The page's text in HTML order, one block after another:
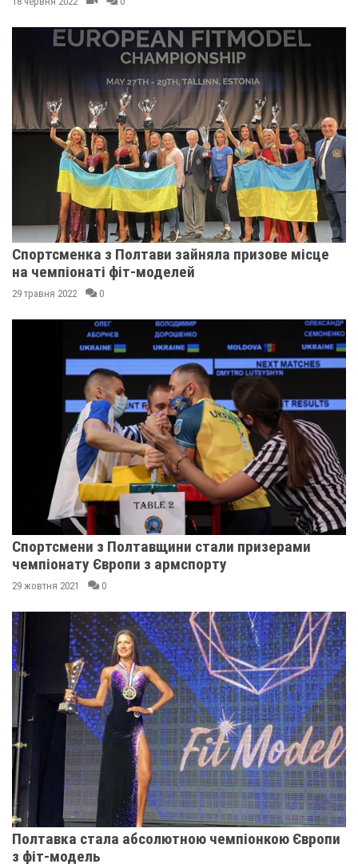
Спортсменка з Полтави зайняла призове місце
на чемпіонаті фіт-моделей
29 травня 2022 0
Спортсмени з Полтавщини стали призерами
чемпіонату Європи з армспорту
29 жовтня 2021 0
Полтавка стала абсолютною чемпіонкою Європи
з фіт-модель